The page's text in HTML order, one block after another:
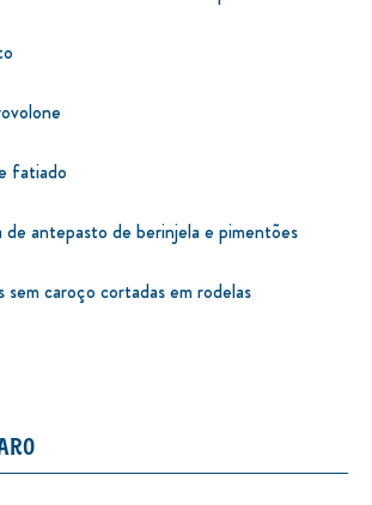
fatiado
de antepasto de berinjela e pimentões
caroço cortadas em rodelas